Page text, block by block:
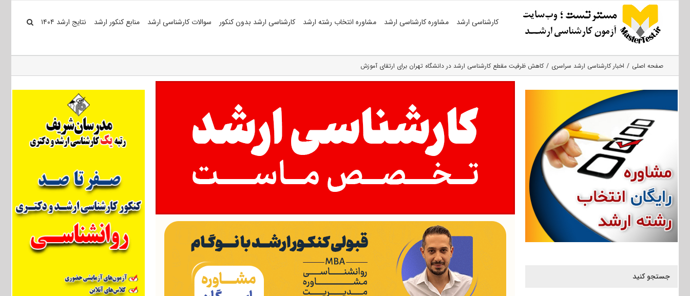
کارشناسی ارشد مشاوره کارشناسی ارشد مشاوره انتخاب رشته ارشد کارشناسی ارشد بدون کنکور سوالات کارشناسی ارشد منابع کنکور ارشد نتایج ارشد ۱۴۰۴
صفحه اصلی اخبار کارشناسی ارشد سراسری کاهش ظرفیت مقطع کارشناسی ارشد در دانشگاه تهران برای ارتقای آموزش
جستجو کنید